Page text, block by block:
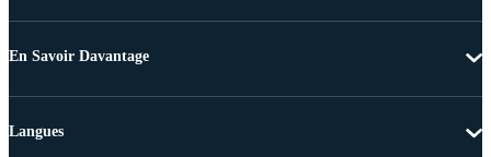
En Savoir Davantage
Langues